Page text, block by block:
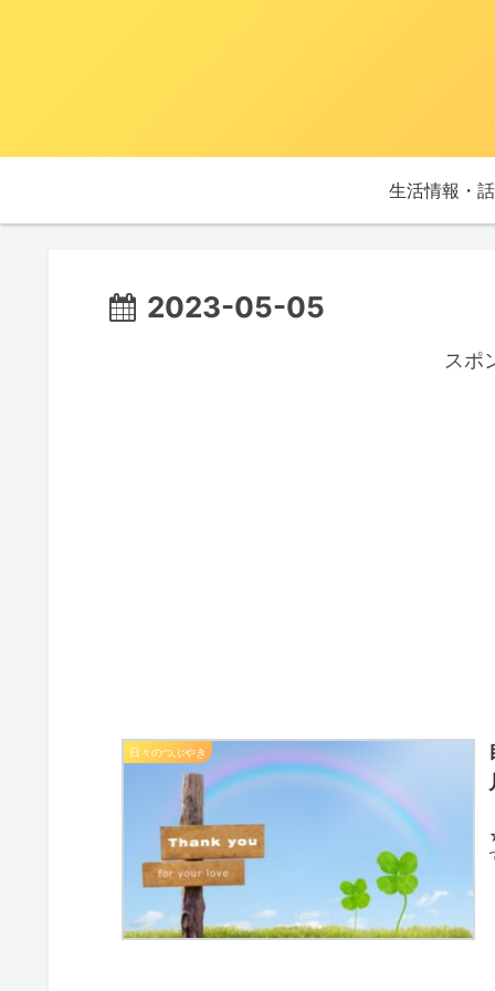
生活情報・
2023-05-05
スポ
日々のつぶやき